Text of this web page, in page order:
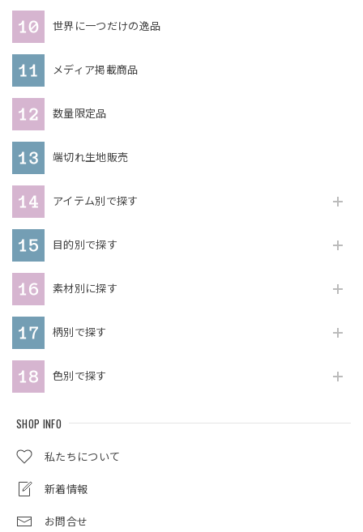
世界に一つだけの逸品
メディア掲載商品
数量限定品
端切れ生地販売
アイテム別で探す
目的別で探す
素材別に探す
柄別で探す
色別で探す
SHOP INFO
私たちについて
新着情報
お問合せ